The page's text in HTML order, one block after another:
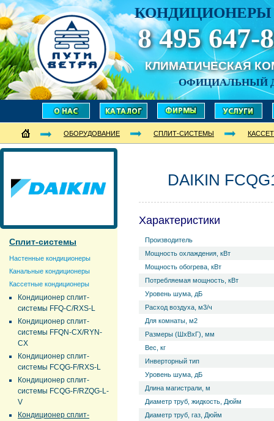
КОНДИЦИОНЕРЫ
8 495 647-
КЛИМАТИЧЕСКАЯ
ОФИЦИАЛЬНЫЙ
ОБОРУДОВАНИЕ СПЛИТ-СИСТЕМЫ
Сплит-системы
Настенные кондиционеры
Канальные кондиционеры
Кассетные кондиционеры
Кондиционер сплит-
системы FFQ-C/RXS-L
Кондиционер сплит-
системы FFQN-CX/RYN-
CX
Кондиционер сплит-
системы FCQG-F/RXS-L
Кондиционер сплит-
системы FCQG-F/RZQG-L-
V
Кондиционер сплит-
DAIKIN
Характеристики
Производитель
Мощность охлаждения, кВт
Мощность обогрева, кВт
Потребляемая мощность, кВт
Уровень ш­ума, дБ
Расход воздуха, м3/ч
Для комнаты, м2
Размеры (ШхВхГ), мм
Вес, кг
Инверторный тип
Уровень ш­ума, дБ
Длина магистрали, м
Диаметр труб, жидкость, Дюйм
Диаметр труб, газ, Дюйм